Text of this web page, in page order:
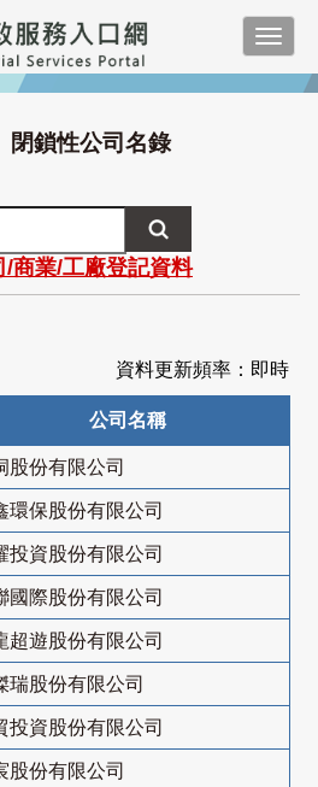
閉鎖性公司名錄
/商業/工廠登記資料
資料更新頻率：即時
公司名稱
股份有限公司
環保股份有限公司
投資股份有限公司
國際股份有限公司
超遊股份有限公司
瑞股份有限公司
投資股份有限公司
股份有限公司